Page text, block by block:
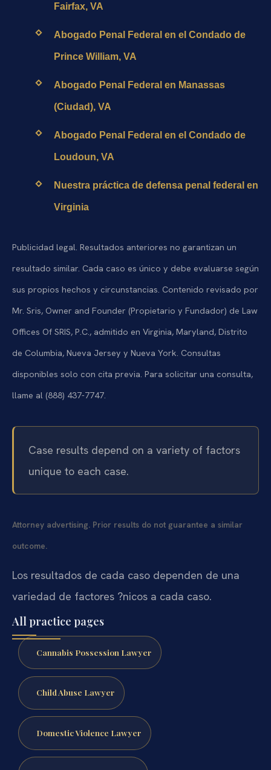
Fairfax, VA
Abogado Penal Federal en el Condado de
Prince William, VA
Abogado Penal Federal en Manassas
(Ciudad), VA
Abogado Penal Federal en el Condado de
Loudoun, VA
Nuestra práctica de defensa penal federal en
Virginia
Publicidad legal. Resultados anteriores no garantizan un
resultado similar. Cada caso es único y debe evaluarse según
sus propios hechos y circunstancias. Contenido revisado por
Mr. Sris, Owner and Founder (Propietario y Fundador) de Law
Offices Of SRIS, P.C., admitido en Virginia, Maryland, Distrito
de Columbia, Nueva Jersey y Nueva York. Consultas
disponibles solo con cita previa. Para solicitar una consulta,
llame al (888) 437-7747.
Case results depend on a variety of factors
unique to each case.
Attorney advertising. Prior results do not guarantee a similar
outcome.
Los resultados de cada caso dependen de una
variedad de factores ?nicos a cada caso.
All practice pages
Cannabis Possession Lawyer
Child Abuse Lawyer
Domestic Violence Lawyer